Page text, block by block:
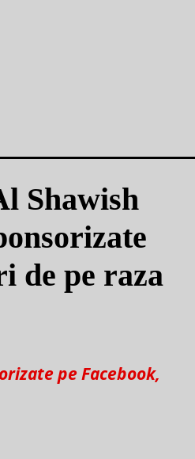
Shawish
de pe raza
pe Facebook,